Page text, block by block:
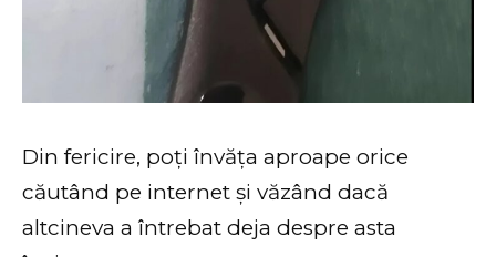
Din fericire, poți învăța aproape orice
căutând pe internet și văzând dacă
altcineva a întrebat deja despre asta